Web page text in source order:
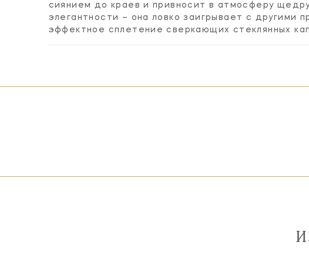
сиянием до краев и привносит в атмосферу
элегантности – она ловко заигрывает с
эффектное сплетение сверкающих стеклянных